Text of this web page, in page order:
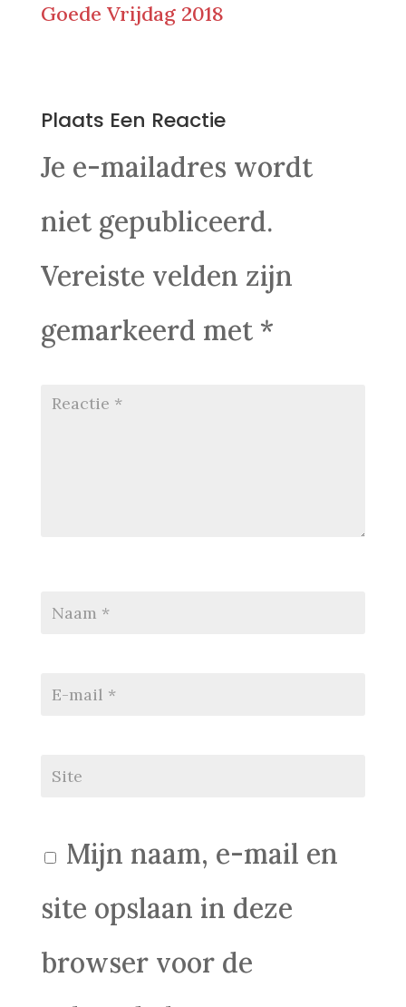
Goede Vrijdag 2018
Plaats Een Reactie
Je e-mailadres wordt
niet gepubliceerd.
Vereiste velden zijn
gemarkeerd met *
Mijn naam, e-mail en
site opslaan in deze
browser voor de